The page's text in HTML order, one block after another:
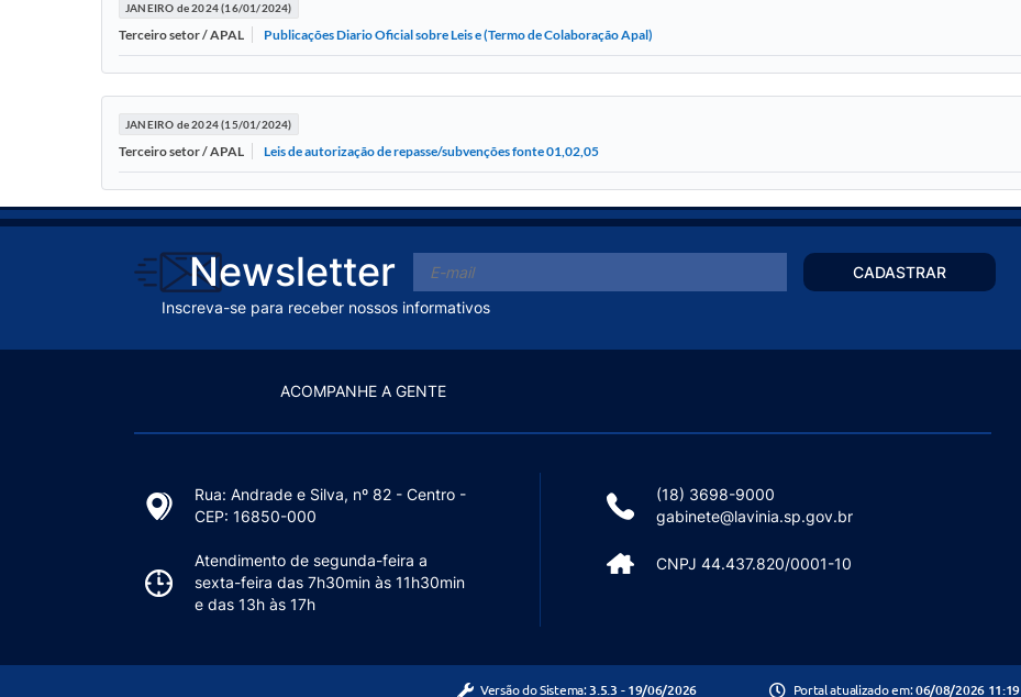
JANEIRO de 2024 (16/01/2024)
Terceiro setor / APAL Publicações Diario Oficial sobre Leis e (Termo de Colaboração Apal)
JANEIRO de 2024 (15/01/2024)
Terceiro setor / APAL Leis de autorização de repasse/subvenções fonte 01,02,05
Newsletter
Inscreva-se para receber nossos informativos
CADASTRAR
ACOMPANHE A GENTE
Rua: Andrade e Silva, nº 82 - Centro -
CEP: 16850-000
(18) 3698-9000
gabinete@lavinia.sp.gov.br
Atendimento de segunda-feira a
sexta-feira das 7h30min às 11h30min
e das 13h às 17h
CNPJ 44.437.820/0001-10
Versão do Sistema: 3.5.3 - 19/06/2026 Portal atualizado em:06/08/2026 11:19